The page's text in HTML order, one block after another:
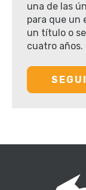
una de las
para que un
un título o
cuatro años.